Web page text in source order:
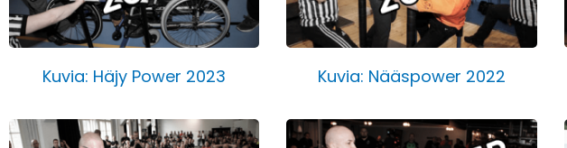
Kuvia: Häjy Power 2023 Kuvia: Nääspower 2022